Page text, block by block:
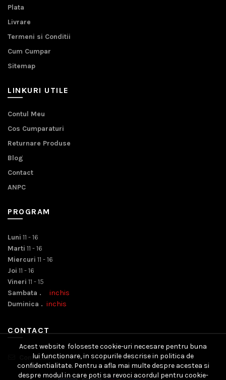
Plata
Livrare
Termeni si Conditii
Cum Cumpar
Sitemap
LINKURI UTILE
Contul Meu
Cos Cumparaturi
Returnare Produse
Blog
Contact
ANPC
PROGRAM
Luni 11 - 16
Marti 11 - 16
Miercuri 11 - 16
Joi 11 - 16
Vineri 11 - 15
Sambata . inchis
Duminica . inchis
CONTACT
Contact Email
Acest website foloseste cookie-uri necesare pentru buna
lui functionare, in scopurile descrise in politica de
confidentialitate. Pentru a afla mai multe despre acestea si
despre modul in care poti sa revoci acordul pentru cookie-